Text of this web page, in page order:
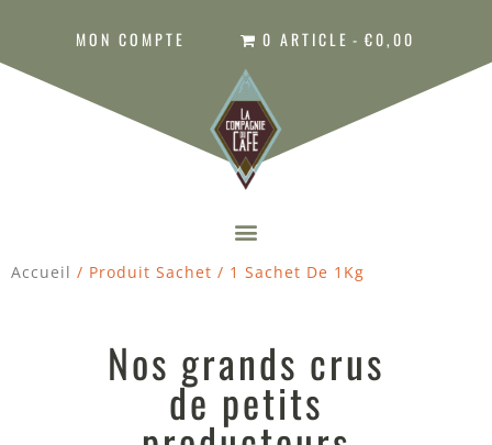
MON COMPTE 0 ARTICLE €0,00
Accueil / Produit Sachet / 1 Sachet De 1Kg
Nos grands crus
de petits